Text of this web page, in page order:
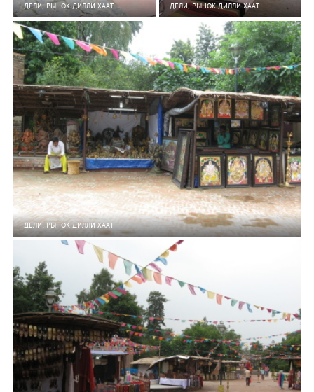
ДЕЛИ, РЫНОК ДИЛЛИ ХААТ ДЕЛИ, РЫНОК ДИЛЛИ ХААТ
5 0 162
ДЕЛИ, РЫНОК ДИЛЛИ ХААТ
165